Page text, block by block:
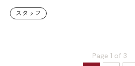
スタッフ
Page 1 of 3